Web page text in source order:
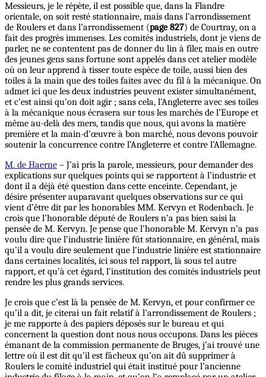
Messieurs, je le répète, il est possible que, dans la Flandre
orientale, on soit resté stationnaire, mais dans l’arrondissement
de Roulers et dans l’arrondissement (page 827) de Courtray, on a
fait des progrès immenses. Les comités industriels, dont je viens de
parler, ne se contentent pas de donner du lin à filer, mais en outre
des jeunes gens sans fortune sont appelés dans cet atelier modèle
où on leur apprend à tisser toute espèce de toile, aussi bien des
toiles à la main que des toiles faites avec du fil à la mécanique. On
admet ici que les deux industries peuvent exister simultanément,
et c’est ainsi qu’on doit agir ; sans cela, l’Angleterre avec ses toiles
à la mécanique nous écrasera sur tous les marchés de l’Europe et
même au-delà des mers, tandis que nous, qui avons la matière
première et la main-d’œuvre à bon marché, nous devons pouvoir
soutenir la concurrence contre l’Angleterre et contre l’Allemagne.
M. de Haerne – J’ai pris la parole, messieurs, pour demander des
explications sur quelques points qui se rapportent à l’industrie et
dont il a déjà été question dans cette enceinte. Cependant, je
désire présenter auparavant quelques observations sur ce qui
vient d’être dit par les honorables MM. Kervyn et Rodenbach. Je
crois que l’honorable député de Roulers n’a pas bien saisi la
pensée de M. Kervyn. Je pense que l’honorable M. Kervyn n’a pas
voulu dire que l’industrie linière fût stationnaire, en général, mais
qu’il a voulu dire seulement que l’industrie linière est stationnaire
dans certaines localités, ici sous tel rapport, là sous tel autre
rapport, et qu’à cet égard, l’institution des comités industriels peut
rendre les plus grands services.
Je crois que c’est là la pensée de M. Kervyn, et pour confirmer ce
qu’il a dit, je citerai un fait relatif à l’arrondissement de Roulers ;
je me rapporte à des papiers déposés sur le bureau et qui
concernent la question dont nous nous occupons. Dans les pièces
émanant de la commission permanente de Bruges, j’ai trouvé une
lettre où il est dit qu’il est fâcheux qu’on ait dû supprimer à
Roulers le comité industriel qui était institué pour l’ancienne